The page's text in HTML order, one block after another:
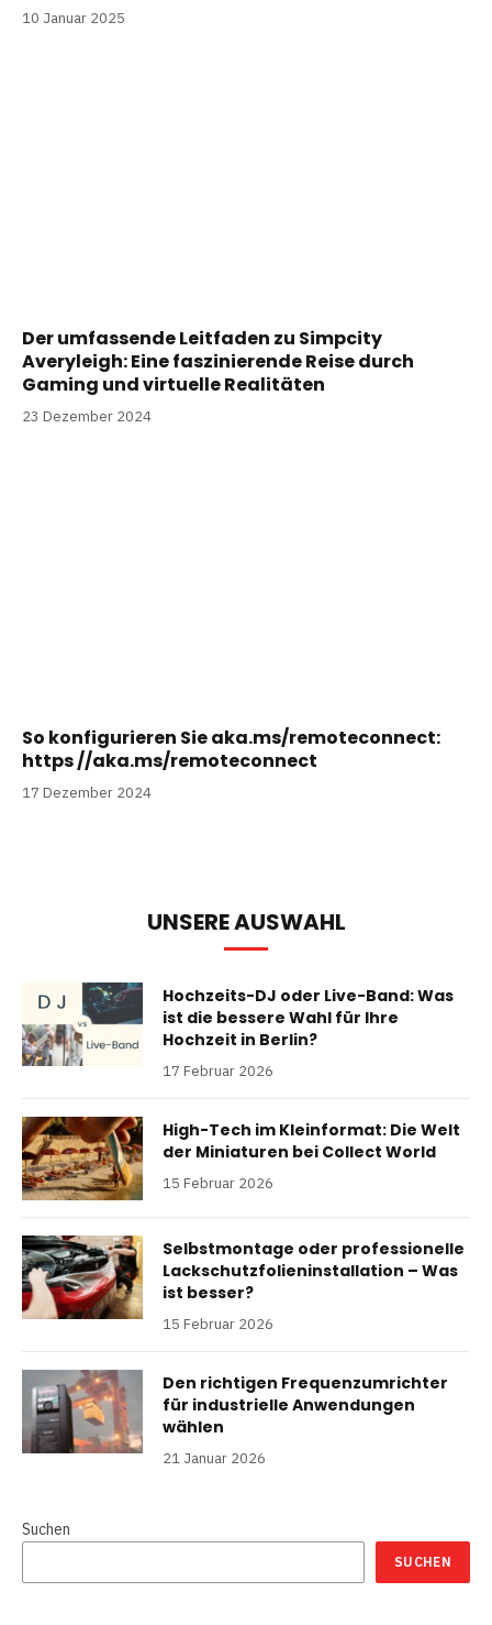
10 Januar 2025
Der umfassende Leitfaden zu Simpcity
Averyleigh: Eine faszinierende Reise durch
Gaming und virtuelle Realitäten
23 Dezember 2024
So konfigurieren Sie aka.ms/remoteconnect:
https //aka.ms/remoteconnect
17 Dezember 2024
UNSERE AUSWAHL
Hochzeits-DJ oder Live-Band: Was
ist die bessere Wahl für Ihre
Hochzeit in Berlin?
17 Februar 2026
High-Tech im Kleinformat: Die Welt
der Miniaturen bei Collect World
15 Februar 2026
Selbstmontage oder professionelle
Lackschutzfolieninstallation – Was
ist besser?
15 Februar 2026
Den richtigen Frequenzumrichter
für industrielle Anwendungen
wählen
21 Januar 2026
Suchen
SUCHEN